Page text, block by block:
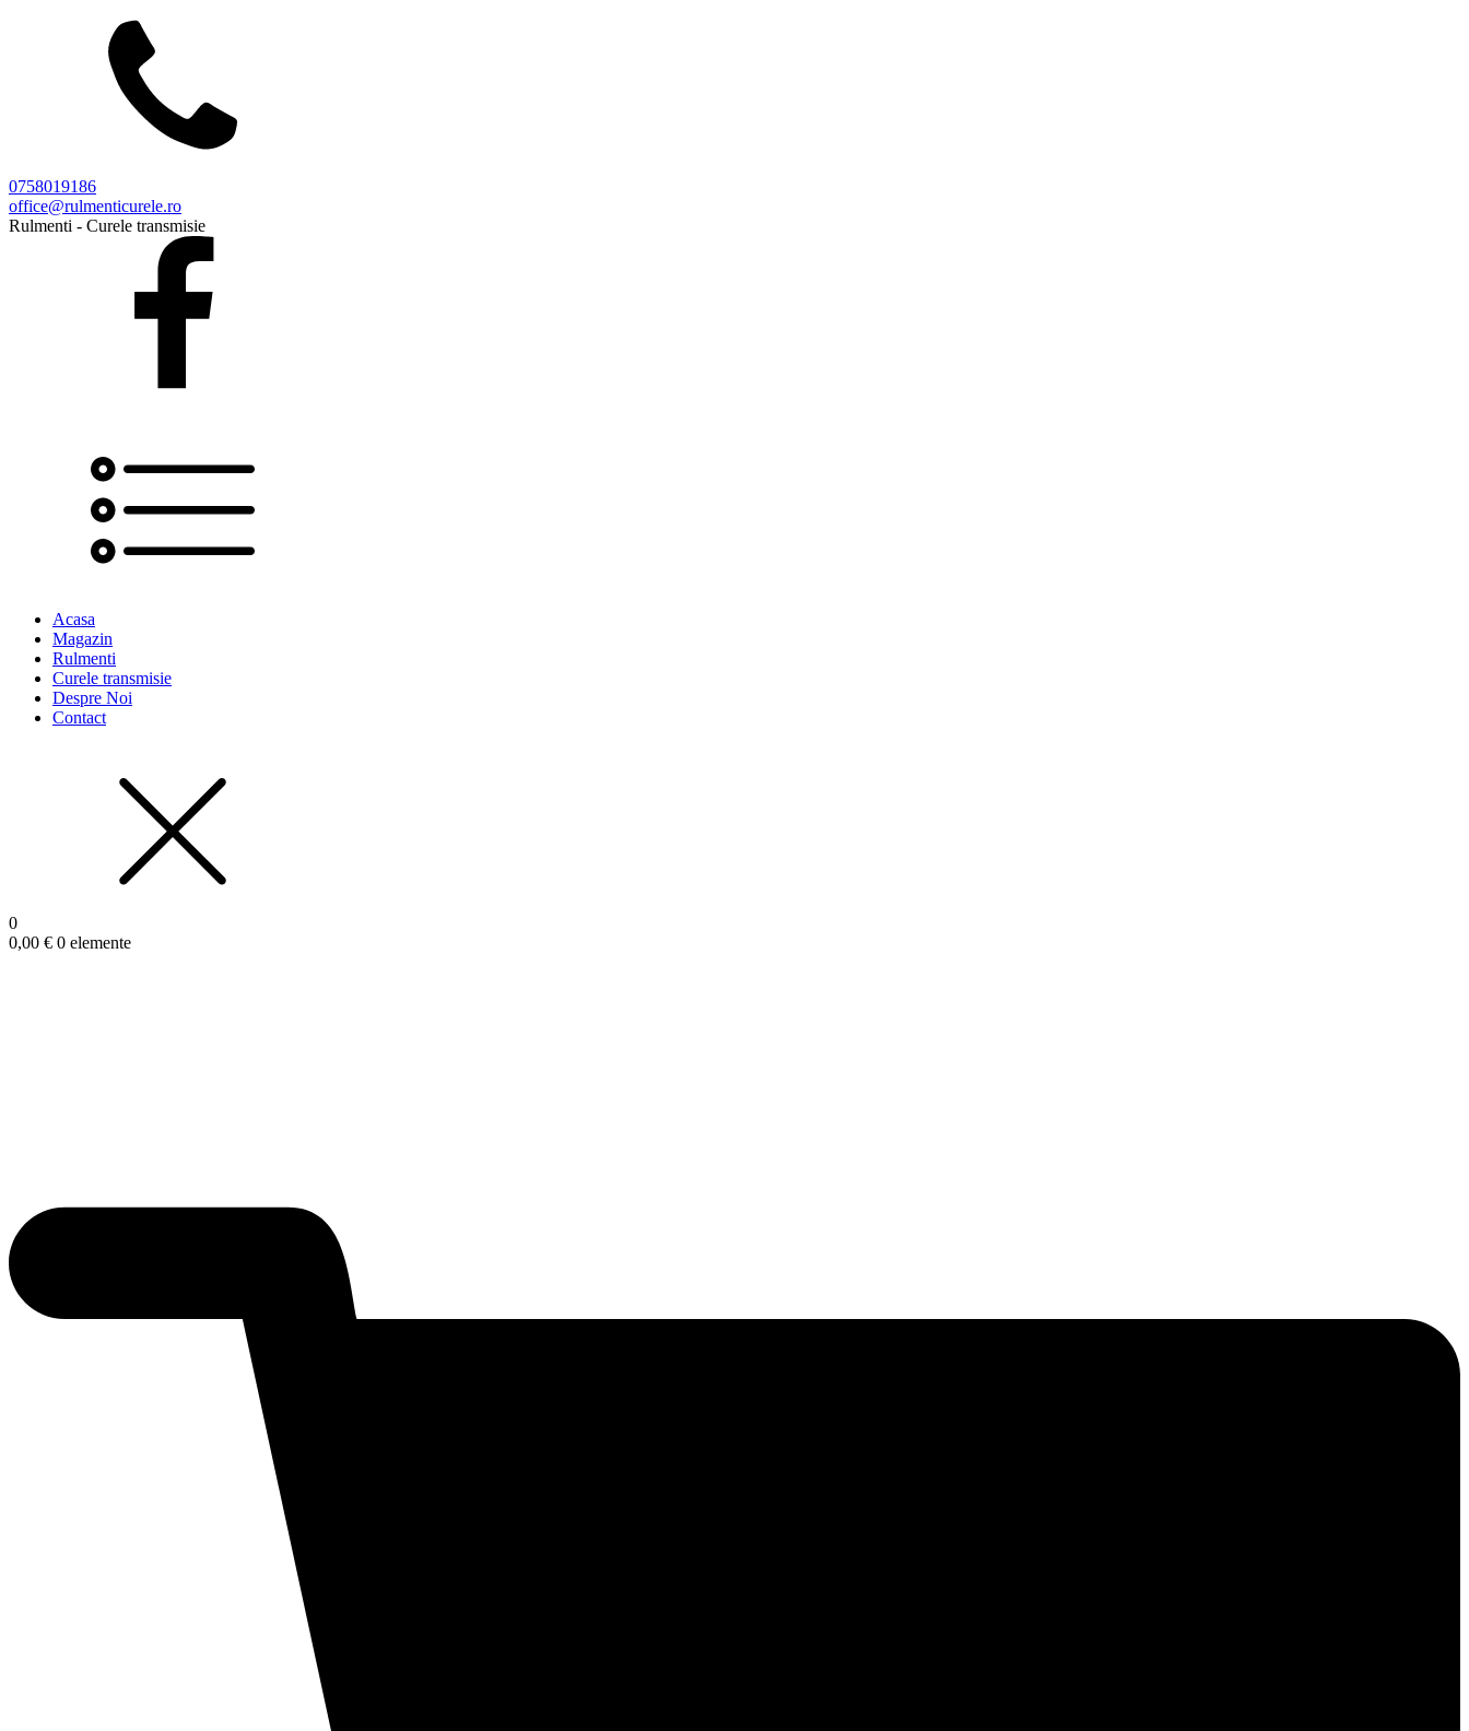
0758019186
office@rulmenticurele.ro
Rulmenti - Curele transmisie
Acasa
Magazin
Rulmenti
Curele transmisie
Despre Noi
Contact
0
0,00 € 0 elemente